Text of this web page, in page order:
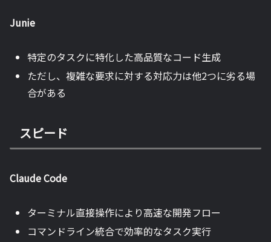
Junie
特定のタスクに特化した高品質なコード生成
ただし、複雑な要求に対する対応力は他2つに劣る場
合がある
スピード
Claude Code
ターミナル直接操作により高速な開発フロー
コマンドライン統合で効率的なタスク実行